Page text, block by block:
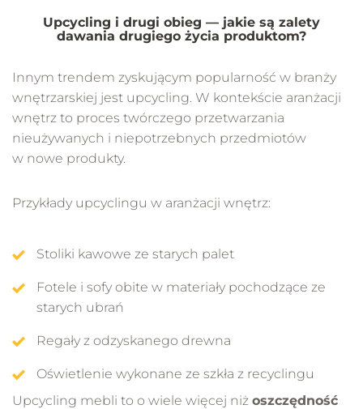
Upcycling i drugi obieg — jakie są zalety
dawania drugiego życia produktom?
Innym trendem zyskującym popularność w branży
wnętrzarskiej jest upcycling. W kontekście aranżacji
wnętrz to proces twórczego przetwarzania
nieużywanych i niepotrzebnych przedmiotów
w nowe produkty.
Przykłady upcyclingu w aranżacji wnętrz:
Stoliki kawowe ze starych palet
Fotele i sofy obite w materiały pochodzące ze
starych ubrań
Regały z odzyskanego drewna
Oświetlenie wykonane ze szkła z recyclingu
Upcycling mebli to o wiele więcej niż oszczędność